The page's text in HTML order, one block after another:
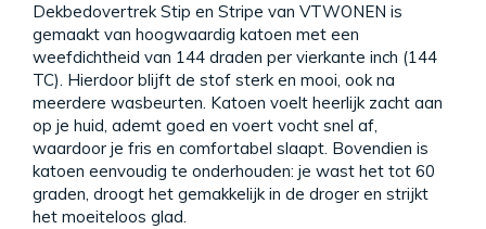
Dekbedovertrek Stip en Stripe van VTWONEN is
gemaakt van hoogwaardig katoen met een
weefdichtheid van 144 draden per vierkante inch (144
TC). Hierdoor blijft de stof sterk en mooi, ook na
meerdere wasbeurten. Katoen voelt heerlijk zacht aan
op je huid, ademt goed en voert vocht snel af,
waardoor je fris en comfortabel slaapt. Bovendien is
katoen eenvoudig te onderhouden: je wast het tot 60
graden, droogt het gemakkelijk in de droger en strijkt
het moeiteloos glad.